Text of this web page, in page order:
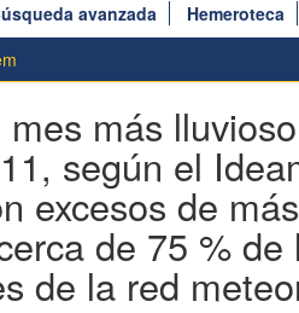
avanzada Hemeroteca
mes más
según el
excesos de
de 75 % de
de la red